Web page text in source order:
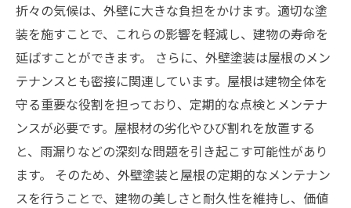
折々の気候は、外壁に大きな負担をかけます。適切な塗
装を施すことで、これらの影響を軽減し、建物の寿命を
延ばすことができます。 さらに、外壁塗装は屋根のメン
テナンスとも密接に関連しています。屋根は建物全体を
守る重要な役割を担っており、定期的な点検とメンテナ
ンスが必要です。屋根材の劣化やひび割れを放置する
と、雨漏りなどの深刻な問題を引き起こす可能性があり
ます。 そのため、外壁塗装と屋根の定期的なメンテナン
スを行うことで、建物の美しさと耐久性を維持し、価値